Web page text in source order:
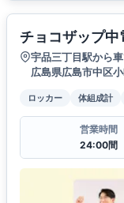
チョコザップ中
宇品三丁目駅から
広島県広島市中区
ロッカー 体組成計
営業時間
24:00間